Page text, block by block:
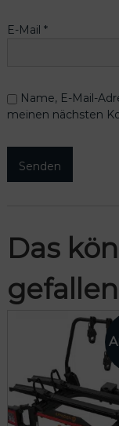
E-Mail *
Name, E-Mail-
meinen nächsten
Das